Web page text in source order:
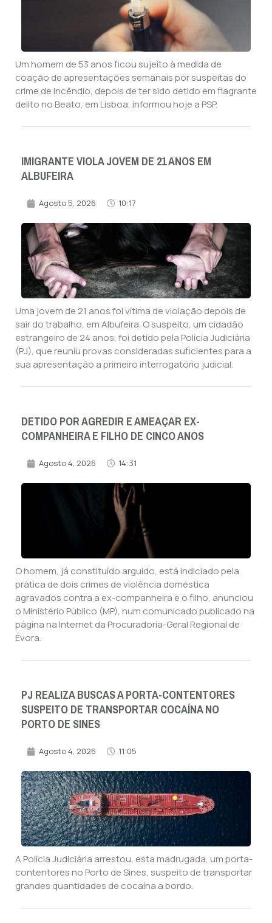
Um homem de 53 anos ficou sujeito à medida de
coação de apresentações semanais por suspeitas do
crime de incêndio, depois de ter sido detido em flagrante
delito no Beato, em Lisboa, informou hoje a PSP.
IMIGRANTE VIOLA JOVEM DE 21 ANOS EM
ALBUFEIRA
Agosto 5, 2026 10:17
Uma jovem de 21 anos foi vítima de violação depois de
sair do trabalho, em Albufeira. O suspeito, um cidadão
estrangeiro de 24 anos, foi detido pela Polícia Judiciária
(PJ), que reuniu provas consideradas suficientes para a
sua apresentação a primeiro interrogatório judicial.
DETIDO POR AGREDIR E AMEAÇAR EX-
COMPANHEIRA E FILHO DE CINCO ANOS
Agosto 4, 2026 14:31
O homem, já constituído arguido, está indiciado pela
prática de dois crimes de violência doméstica
agravados contra a ex-companheira e o filho, anunciou
o Ministério Público (MP), num comunicado publicado na
página na Internet da Procuradoria-Geral Regional de
Évora.
PJ REALIZA BUSCAS A PORTA-CONTENTORES
SUSPEITO DE TRANSPORTAR COCAÍNA NO
PORTO DE SINES
Agosto 4, 2026 11:05
A Polícia Judiciária arrestou, esta madrugada, um porta-
contentores no Porto de Sines, suspeito de transportar
grandes quantidades de cocaína a bordo.